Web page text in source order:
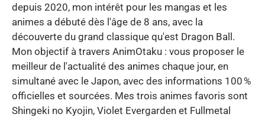
depuis 2020, mon intérêt pour les mangas et les
animes a débuté dès l'âge de 8 ans, avec la
découverte du grand classique qu'est Dragon Ball.
Mon objectif à travers AnimOtaku : vous proposer le
meilleur de l'actualité des animes chaque jour, en
simultané avec le Japon, avec des informations 100 %
officielles et sourcées. Mes trois animes favoris sont
Shingeki no Kyojin, Violet Evergarden et Fullmetal